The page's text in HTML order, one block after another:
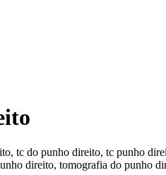
tc do punho direito, tc punho
direito, tomografia do punho